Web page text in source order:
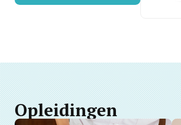
Opleidingen